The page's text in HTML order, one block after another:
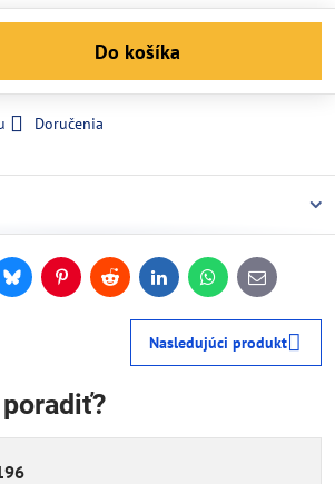
Do košíka
Doručenia
BlueskyPinterestReddit LinkedInWhatsApp
E-
mail
Nasledujúci produkt